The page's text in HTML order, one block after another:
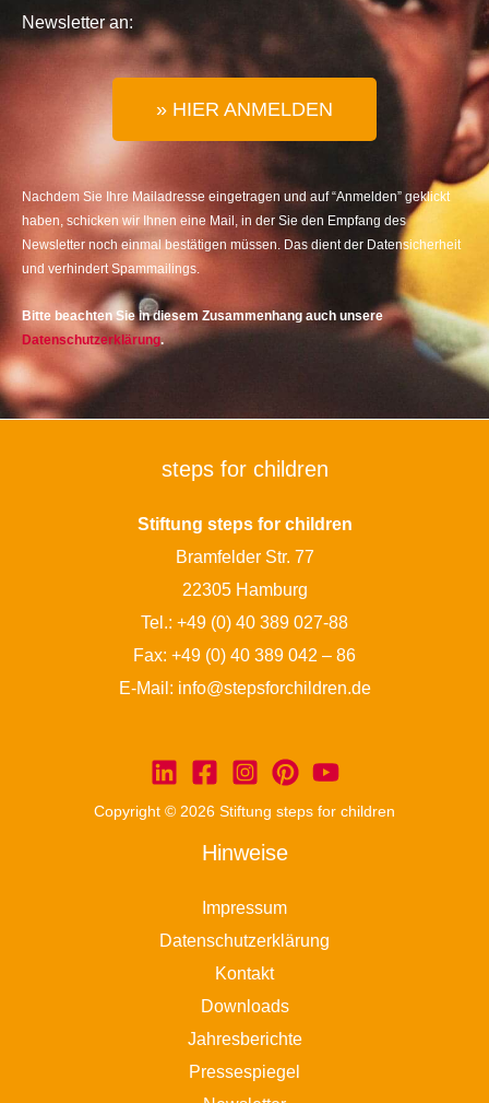
Newsletter an:
» HIER ANMELDEN
Nachdem Sie Ihre Mailadresse eingetragen und auf “Anmelden” geklickt
haben, schicken wir Ihnen eine Mail, in der Sie den Empfang des
Newsletter noch einmal bestätigen müssen. Das dient der Datensicherheit
und verhindert Spammailings.
Bitte beachten Sie in diesem Zusammenhang auch unsere
Datenschutzerklärung.
steps for children
Stiftung steps for children
Bramfelder Str. 77
22305 Hamburg
Tel.: +49 (0) 40 389 027-88
Fax: +49 (0) 40 389 042 – 86
E-Mail: info@stepsforchildren.de
Copyright © 2026 Stiftung steps for children
Hinweise
Impressum
Datenschutzerklärung
Kontakt
Downloads
Jahresberichte
Pressespiegel